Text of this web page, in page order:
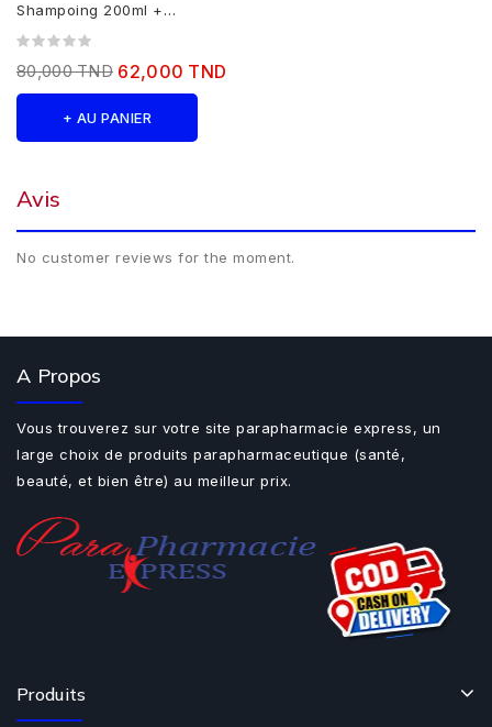
Shampoing 200ml +
CytolCap Serum 50ml+
80,000 TND 62,000 TND
+ AU PANIER
Avis
No customer reviews for the moment.
A Propos
Vous trouverez sur votre site parapharmacie express, un
large choix de produits parapharmaceutique (santé,
beauté, et bien être) au meilleur prix.
Produits